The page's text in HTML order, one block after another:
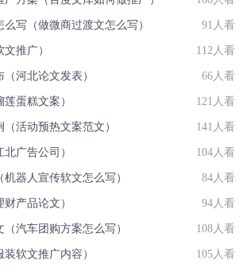
写（做微商过渡文怎么写） 91人看
推广） 112人看
河北论文发表） 66人看
蛋糕文案） 121人看
活动预热文案范文） 141人看
广告公司） 104人看
器人宣传软文怎么写） 84人看
产品论文） 94人看
汽车团购方案怎么写） 108人看
软文推广内容） 105人看